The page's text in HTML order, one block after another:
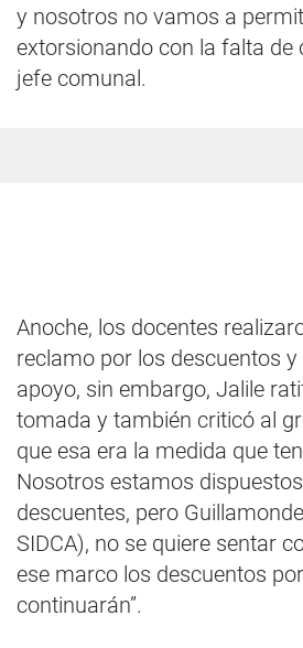
y nosotros no vamos a
extorsionando con la falta de
jefe comunal.
Anoche, los docentes
reclamo por los descuentos
apoyo, sin embargo, Jalile
tomada y también criticó al
que esa era la medida que
Nosotros estamos
descuentes, pero
SIDCA), no se quiere sentar
ese marco los descuentos
continuarán”.